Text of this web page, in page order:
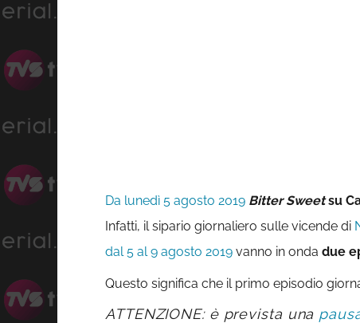
Da lunedì 5 agosto 2019 Bitter Sweetsu
Infatti, il sipario giornaliero sulle vicende di
dal 5 al 9 agosto 2019 vanno in onda due
Questo significa che il primo episodio
ATTENZIONE: è prevista una